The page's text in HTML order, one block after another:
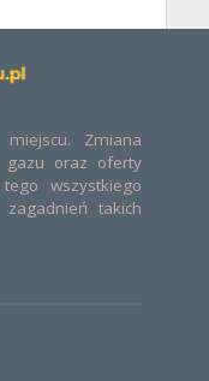
Zmiana
gazu oraz oferty
wszystkiego
zagadnień takich